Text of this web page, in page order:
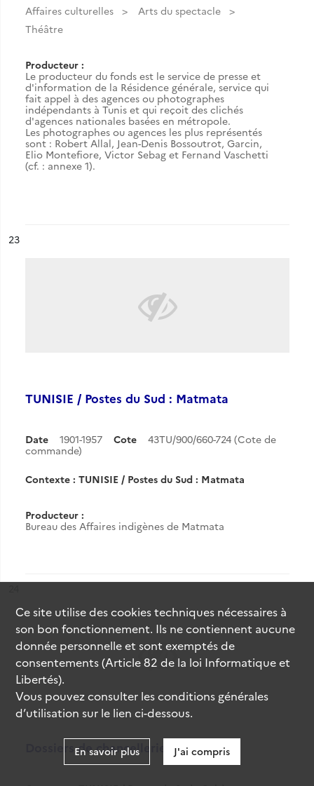
Affaires culturelles
Arts du spectacle
Théâtre
Producteur :
Le producteur du fonds est le service de presse et
d'information de la Résidence générale, service qui
fait appel à des agences ou photographes
indépendants à Tunis et qui reçoit des clichés
d'agences nationales basées en métropole.
Les photographes ou agences les plus représentés
sont : Robert Allal, Jean-Denis Bossoutrot, Garcin,
Elio Montefiore, Victor Sebag et Fernand Vaschetti
(cf. : annexe 1).
n°
23
TUNISIE / Postes du Sud : Matmata
Date 1901-1957 Cote
43TU/900/660-724 (Cote de
commande)
Contexte : TUNISIE / Postes du Sud : Matmata
Producteur :
Bureau des Affaires indigènes de Matmata
Dossiers de chancellerie
Ce site utilise descookiestechniques nécessaires à
son bon fonctionnement. Ils ne contiennent aucune
donnée personnelle et sont exemptés de
consentements (Article 82 de la loi Informatique et
Libertés).
Vous pouvez consulter les conditions générales
d’utilisation sur le lien ci-dessous.
En savoir plus J'ai compris